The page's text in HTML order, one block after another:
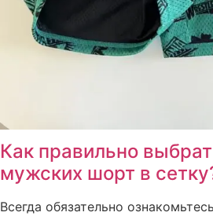
Как правильно
мужских шорт в
Всегда обязательно